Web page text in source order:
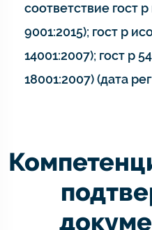
соответствие гост
9001:2015); гост р
14001:2007); гост р
18001:2007) (дата